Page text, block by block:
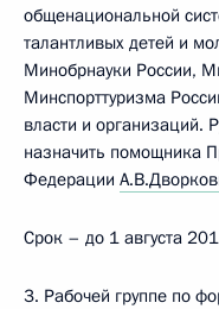
общенациональной
талантливых детей и
Минобрнауки России,
Минспорттуризма
власти и организаций.
назначить помощника
Федерации
Срок – до 1 августа
3. Рабочей группе по